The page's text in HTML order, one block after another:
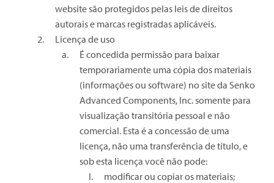
website são protegidos pelas leis de direitos
autorais e marcas registradas aplicáveis.
Licença de uso
É concedida permissão para baixar
temporariamente uma cópia dos materiais
(informações ou software) no site da Senko
Advanced Components, Inc. somente para
visualização transitória pessoal e não
comercial. Esta é a concessão de uma
licença, não uma transferência de título, e
sob esta licença você não pode:
modificar ou copiar os materiais;